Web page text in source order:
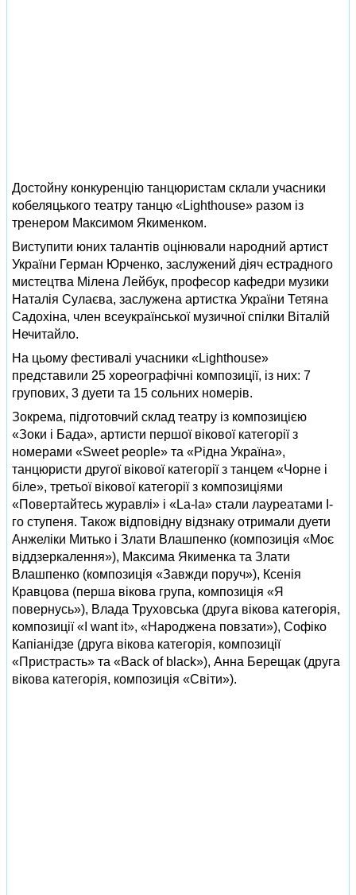
Достойну конкуренцію танцюристам склали учасники
кобеляцького театру танцю «Lighthouse» разом із
тренером Максимом Якименком.
Виступити юних талантів оцінювали народний артист
України Герман Юрченко, заслужений діяч естрадного
мистецтва Мілена Лейбук, професор кафедри музики
Наталія Сулаєва, заслужена артистка України Тетяна
Садохіна, член всеукраїнської музичної спілки Віталій
Нечитайло.
На цьому фестивалі учасники «Lighthouse»
представили 25 хореографічні композиції, із них: 7
групових, 3 дуети та 15 сольних номерів.
Зокрема, підготовчий склад театру із композицією
«Зоки і Бада», артисти першої вікової категорії з
номерами «Sweet people» та «Рідна Україна»,
танцюристи другої вікової категорії з танцем «Чорне і
біле», третьої вікової категорії з композиціями
«Повертайтесь журавлі» і «La-la» стали лауреатами І-
го ступеня. Також відповідну відзнаку отримали дуети
Анжеліки Митько і Злати Влашпенко (композиція «Моє
віддзеркалення»), Максима Якименка та Злати
Влашпенко (композиція «Завжди поруч»), Ксенія
Кравцова (перша вікова група, композиція «Я
повернусь»), Влада Труховська (друга вікова категорія,
композиції «I want it», «Народжена повзати»), Софіко
Капіанідзе (друга вікова категорія, композиції
«Пристрасть» та «Back of black»), Анна Берещак (друга
вікова категорія, композиція «Світи»).